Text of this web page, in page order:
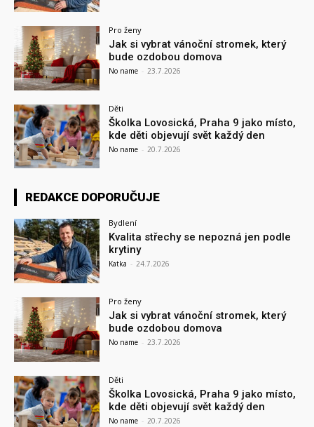
Pro ženy
Jak si vybrat vánoční stromek, který
bude ozdobou domova
No name - 23.7.2026
Děti
Školka Lovosická, Praha 9 jako místo,
kde děti objevují svět každý den
No name - 20.7.2026
REDAKCE DOPORUČUJE
Bydlení
Kvalita střechy se nepozná jen podle
krytiny
Katka - 24.7.2026
Pro ženy
Jak si vybrat vánoční stromek, který
bude ozdobou domova
No name - 23.7.2026
Děti
Školka Lovosická, Praha 9 jako místo,
kde děti objevují svět každý den
No name - 20.7.2026